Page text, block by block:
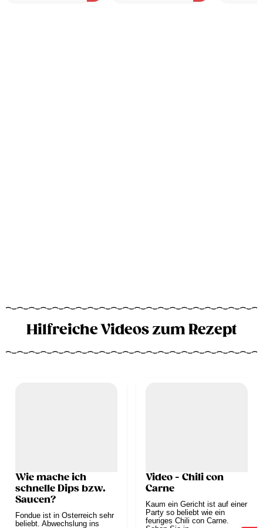
Hilfreiche Videos zum Rezept
Wie mache ich
schnelle Dips bzw.
Saucen?
Fondue ist in Österreich sehr
beliebt. Abwechslung ins
Video - Chili con
Carne
Kaum ein Gericht ist auf einer
Party so beliebt wie ein
feuriges Chili con Carne.